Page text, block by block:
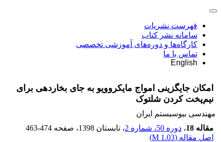
فهرست نشریات
سامانه نشر کتاب
کارگاه‌ها و دوره‌های آموزشی تخصصی
تماس با ما
English
امکان جایگزینی امواج مایکروویو به جای بخاردهی برای
نیم‌پخت کردن شلتوک
مهندسی بیوسیستم ایران
مقاله 18
، دوره 50، شماره 2 ، تابستان 1398 ، صفحه 463-474
اصل مقاله (1.03 M
)